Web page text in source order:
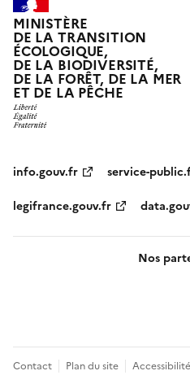
MINISTÈRE
DE LA TRANSITION
ÉCOLOGIQUE,
DE LA BIODIVERSITÉ,
DE LA FORÊT, DE LA MER
ET DE LA PÊCHE
info.gouv.fr
service-
legifrance.gouv.fr
Nos
Pied
Contact Plan du site